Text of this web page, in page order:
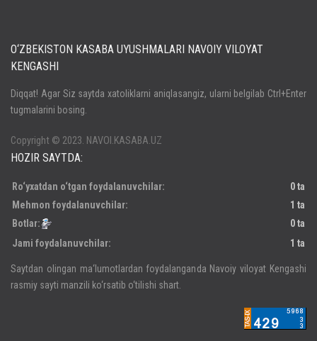
Паролни унутдингизми?
O‘ZBEKISTON KASABA UYUSHMALARI NAVOIY VILOYAT
KENGASHI
Diqqat! Agar Siz saytda xatoliklarni aniqlasangiz, ularni belgilab Ctrl+Enter
tugmalarini bosing.
Copyright © 2023. NAVOI.KASABA.UZ
HOZIR SAYTDA:
Ro‘yxatdan o‘tgan foydalanuvchilar:
0 ta
Mehmon foydalanuvchilar:
1 ta
Botlar:
0 ta
Jami foydalanuvchilar:
1 ta
Saytdan olingan ma‘lumotlardan foydalanganda Navoiy viloyat Kengashi
rasmiy sayti manzili ko‘rsatib o‘tilishi shart.